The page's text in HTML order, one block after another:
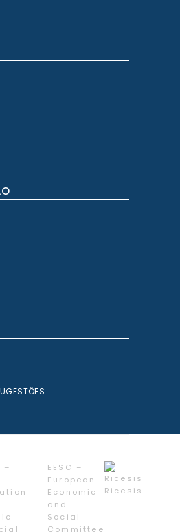
–
EESC –
European
Economic
and
Social
Committee
Ricesis